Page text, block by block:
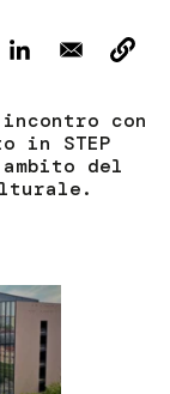
con
in STEP
del